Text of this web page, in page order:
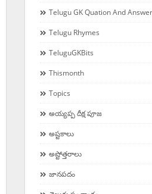
Telugu GK Quation And
Telugu Rhymes
TeluguGKBits
Thismonth
Topics
అయ్యప్ప దీక్ష పూజ
అష్టకాలు
అష్టోత్తరాలు
జానపదం